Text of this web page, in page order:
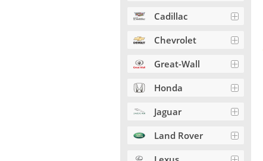
Cadillac
Chevrolet
Great-Wall
Honda
Jaguar
Land Rover